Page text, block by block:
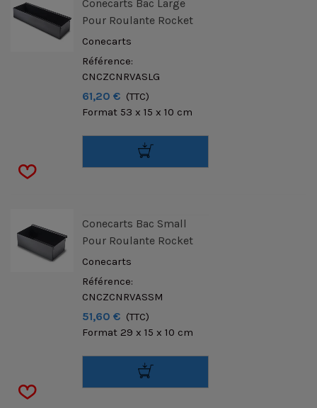
Conecarts Bac Large
Pour Roulante Rocket
Conecarts
Référence:
CNCZCNRVASLG
61,20 € (TTC)
Format 53 x 15 x 10 cm
Conecarts Bac Small
Pour Roulante Rocket
Conecarts
Référence:
CNCZCNRVASSM
51,60 € (TTC)
Format 29 x 15 x 10 cm